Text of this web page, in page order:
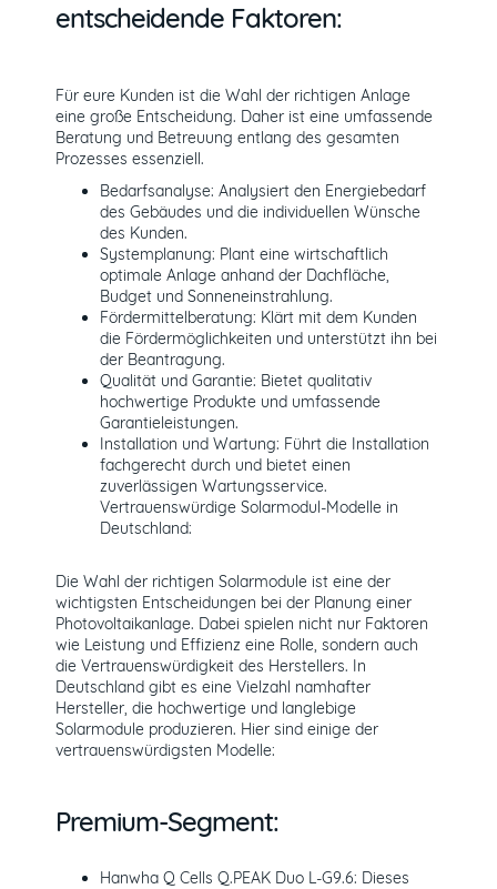
entscheidende Faktoren:
Für eure Kunden ist die Wahl der richtigen Anlage
eine große Entscheidung. Daher ist eine umfassende
Beratung und Betreuung entlang des gesamten
Prozesses essenziell.
Bedarfsanalyse: Analysiert den Energiebedarf
des Gebäudes und die individuellen Wünsche
des Kunden.
Systemplanung: Plant eine wirtschaftlich
optimale Anlage anhand der Dachfläche,
Budget und Sonneneinstrahlung.
Fördermittelberatung: Klärt mit dem Kunden
die Fördermöglichkeiten und unterstützt ihn bei
der Beantragung.
Qualität und Garantie: Bietet qualitativ
hochwertige Produkte und umfassende
Garantieleistungen.
Installation und Wartung: Führt die Installation
fachgerecht durch und bietet einen
zuverlässigen Wartungsservice.
Vertrauenswürdige Solarmodul-Modelle in
Deutschland:
Die Wahl der richtigen Solarmodule ist eine der
wichtigsten Entscheidungen bei der Planung einer
Photovoltaikanlage. Dabei spielen nicht nur Faktoren
wie Leistung und Effizienz eine Rolle, sondern auch
die Vertrauenswürdigkeit des Herstellers. In
Deutschland gibt es eine Vielzahl namhafter
Hersteller, die hochwertige und langlebige
Solarmodule produzieren. Hier sind einige der
vertrauenswürdigsten Modelle:
Premium-Segment:
Hanwha Q Cells Q.PEAK Duo L-G9.6: Dieses